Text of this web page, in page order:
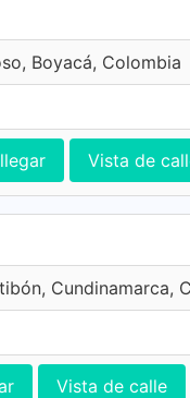
Boyacá, Colombia
Vista de
Cundinamarca,
Vista de calle